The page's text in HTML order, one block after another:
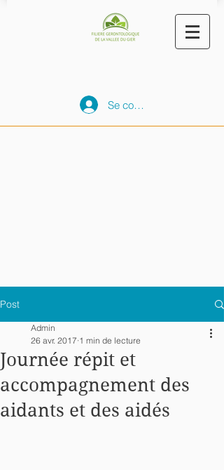
Se connecter
Post
Journée répit et
accompagnement des
aidants et des aidés
Admin
26 avr. 2017 1 min de lecture